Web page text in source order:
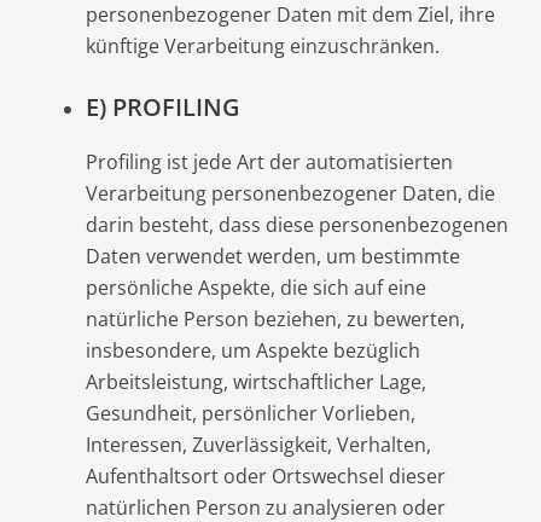
personenbezogener Daten mit dem Ziel, ihre
künftige Verarbeitung einzuschränken.
E) PROFILING
Profiling ist jede Art der automatisierten
Verarbeitung personenbezogener Daten, die
darin besteht, dass diese personenbezogenen
Daten verwendet werden, um bestimmte
persönliche Aspekte, die sich auf eine
natürliche Person beziehen, zu bewerten,
insbesondere, um Aspekte bezüglich
Arbeitsleistung, wirtschaftlicher Lage,
Gesundheit, persönlicher Vorlieben,
Interessen, Zuverlässigkeit, Verhalten,
Aufenthaltsort oder Ortswechsel dieser
natürlichen Person zu analysieren oder